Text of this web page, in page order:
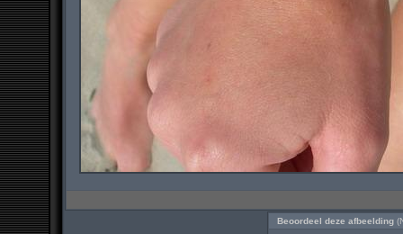
Beoordeel deze afbeelding